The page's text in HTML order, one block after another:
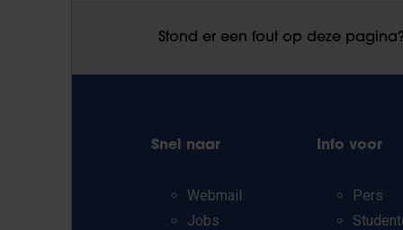
Stond er een fout op deze
Snel naar
Webmail
Jobs
Info voor
Pers